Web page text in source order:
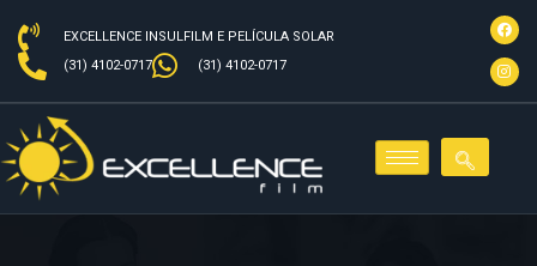
EXCELLENCE INSULFILM E PELÍCULA SOLAR
(31) 4102-0717
(31) 4102-0717